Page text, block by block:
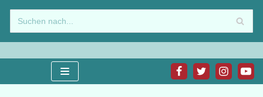
Zum
Inhalt
springen